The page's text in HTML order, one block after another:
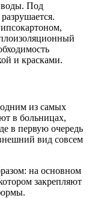
воды. Под
и красками.
одним из самых
в больницах,
в первую очередь
вид совсем
на основном
закрепляют